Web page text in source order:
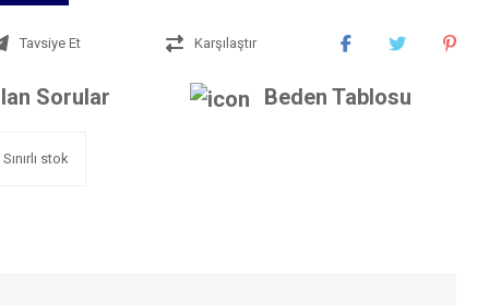
Tavsiye Et Karşılaştır
Sorular Beden Tablosu
Sınırlı stok